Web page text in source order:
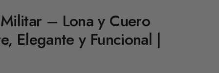
– Lona y Cuero
Elegante y Funcional |